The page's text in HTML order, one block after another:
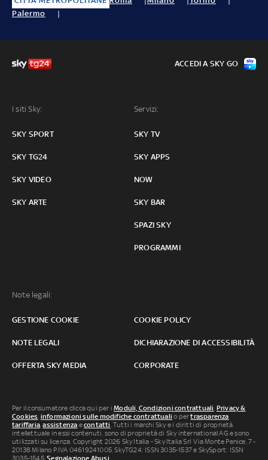
Palermo
I siti Sky:
SKY SPORT
SKY TG24
SKY VIDEO
SKY ARTE
Servizi:
SKY TV
SKY APPS
NOW
SKY BAR
SPAZI SKY
PROGRAMMI
Note legali:
GESTIONE COOKIE COOKIE POLICY
NOTE LEGALI DICHIARAZIONE DI ACCESSIBILITÀ
OFFERTA SKY MEDIA CORPORATE
ACCEDI A SKY GO
Per il consumatore clicca qui per iModuli, Condizioni contrattuali, Privacy &
Cookies, informazioni sulle modifiche contrattuali o pertrasparenza
tariffaria,assistenza econtatti. Tutti i marchi Sky e i diritti di proprietà
intellettuale in essi contenuti, sono di proprietà di Sky international AG e sono
utilizzati su licenza. Copyright 2026 Sky Italia - Sky Italia Srl Via Monte Penice, 7 -
20138 Milano P.IVA 04619241005. SkyTG24: ISSN 3035-1537 e SkySport: ISSN
3035-1545.Segnalazione Abusi